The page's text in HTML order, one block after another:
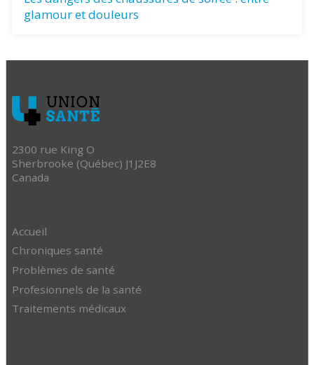
glamour et douleurs
2300 rue King O
Sherbrooke (Québec) J1J2E8
Canada
Accueil
Chroniques santé
Problèmes de santé
Profesionnels de la santé
Traitements médicaux